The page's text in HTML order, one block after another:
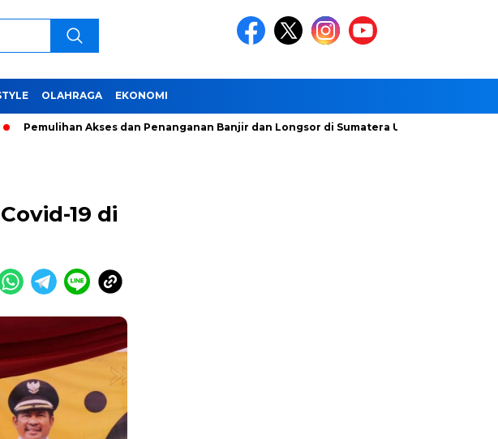
OLAHRAGA EKONOMI
Akses dan Penanganan Banjir dan Longsor di Sumatera Utara Dipercepat
19 di